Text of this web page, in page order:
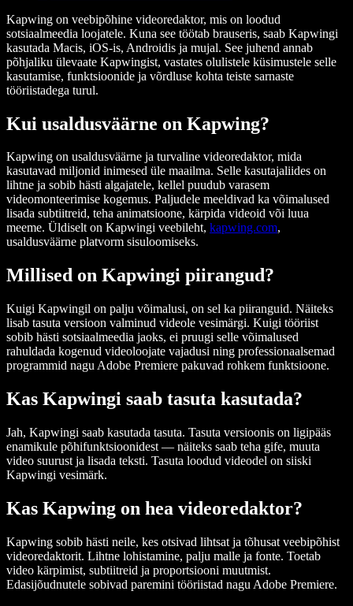
Kapwing on veebipõhine videoredaktor, mis on loodud
sotsiaalmeedia loojatele. Kuna see töötab brauseris, saab Kapwingi
kasutada Macis, iOS-is, Androidis ja mujal. See juhend annab
põhjaliku ülevaate Kapwingist, vastates olulistele küsimustele selle
kasutamise, funktsioonide ja võrdluse kohta teiste sarnaste
tööriistadega turul.
Kui usaldusväärne on Kapwing?
Kapwing on usaldusväärne ja turvaline videoredaktor, mida
kasutavad miljonid inimesed üle maailma. Selle kasutajaliides on
lihtne ja sobib hästi algajatele, kellel puudub varasem
videomonteerimise kogemus. Paljudele meeldivad ka võimalused
lisada subtiitreid, teha animatsioone, kärpida videoid või luua
meeme. Üldiselt on Kapwingi veebileht, kapwing.com,
usaldusväärne platvorm sisuloomiseks.
Millised on Kapwingi piirangud?
Kuigi Kapwingil on palju võimalusi, on sel ka piiranguid. Näiteks
lisab tasuta versioon valminud videole vesimärgi. Kuigi tööriist
sobib hästi sotsiaalmeedia jaoks, ei pruugi selle võimalused
rahuldada kogenud videoloojate vajadusi ning professionaalsemad
programmid nagu Adobe Premiere pakuvad rohkem funktsioone.
Kas Kapwingi saab tasuta kasutada?
Jah, Kapwingi saab kasutada tasuta. Tasuta versioonis on ligipääs
enamikule põhifunktsioonidest — näiteks saab teha gife, muuta
video suurust ja lisada teksti. Tasuta loodud videodel on siiski
Kapwingi vesimärk.
Kas Kapwing on hea videoredaktor?
Kapwing sobib hästi neile, kes otsivad lihtsat ja tõhusat veebipõhist
videoredaktorit. Lihtne lohistamine, palju malle ja fonte. Toetab
video kärpimist, subtiitreid ja proportsiooni muutmist.
Edasijõudnutele sobivad paremini tööriistad nagu Adobe Premiere.